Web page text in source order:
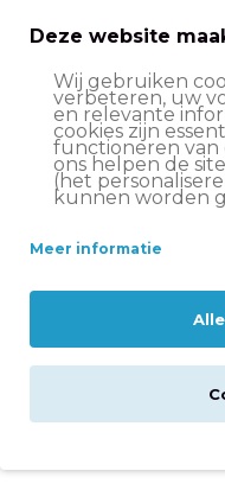
Deskundige
Specificaties
Levering
Reviews
Gerelateerde
Deze website
Wij gebruiken
verbeteren, uw
en relevante
cookies zijn
functioneren van
ons helpen de
(het
kunnen worden
Meer informatie